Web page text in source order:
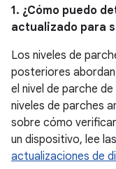
1. ¿Cómo puedo
actualizado para
Los niveles de
posteriores
el nivel de parche
niveles de parches
sobre cómo
un dispositivo, lee
actualizaciones de